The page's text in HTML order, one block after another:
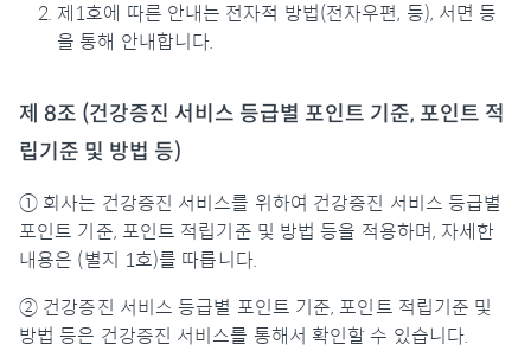
제1호에 따른 안내는 전자적 방법(전자우편, 등), 서면 등
을 통해 안내합니다.
제 8조 (건강증진 서비스 등급별 포인트 기준, 포인트 적
립기준 및 방법 등)
① 회사는 건강증진 서비스를 위하여 건강증진 서비스 등급별
포인트 기준, 포인트 적립기준 및 방법 등을 적용하며, 자세한
내용은 (별지 1호)를 따릅니다.
② 건강증진 서비스 등급별 포인트 기준, 포인트 적립기준 및
방법 등은 건강증진 서비스를 통해서 확인할 수 있습니다.